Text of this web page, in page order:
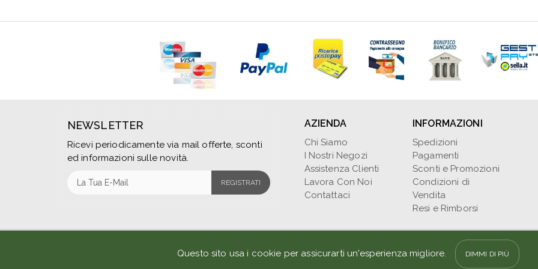
Questo sito usa i cookie per assicurarti un'esperienza migliore. DIMMI DI PIÙ
NEWSLETTER
Ricevi periodicamente via mail offerte, sconti
ed informazioni sulle novità.
REGISTRATI
AZIENDA
Chi Siamo
I Nostri Negozi
Assistenza Clienti
Lavora Con Noi
Contattaci
INFORMAZIONI
Spedizioni
Pagamenti
Sconti e Promozioni
Condizioni di
Vendita
Resi e Rimborsi
la Fata & il Drago di